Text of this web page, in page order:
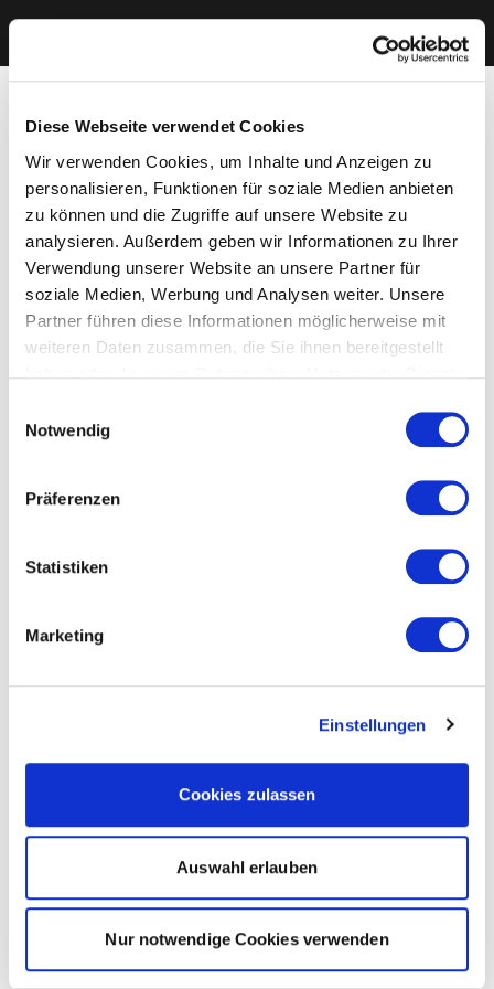
Diese Webseite verwendet Cookies
Wir verwenden Cookies, um Inhalte und Anzeigen zu
personalisieren, Funktionen für soziale Medien anbieten
zu können und die Zugriffe auf unsere Website zu
analysieren. Außerdem geben wir Informationen zu Ihrer
Verwendung unserer Website an unsere Partner für
soziale Medien, Werbung und Analysen weiter. Unsere
Partner führen diese Informationen möglicherweise mit
weiteren Daten zusammen, die Sie ihnen bereitgestellt
Cookies, wenn Sie unsere Webseite weiterhin nutzen.
Notwendig
Präferenzen
Statistiken
Marketing
Einstellungen
Cookies zulassen
Auswahl erlauben
Nur notwendige Cookies verwenden